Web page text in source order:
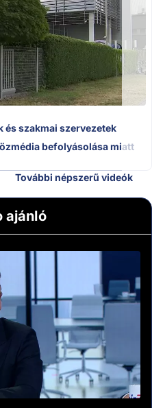
szakmai szervezetek
befolyásolása miatt
További népszerű videók
ajánló